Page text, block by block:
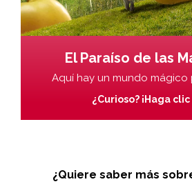
El Paraíso de las
Aquí hay un mundo mágico
¿Curioso? ¡Haga
¿Quiere saber más